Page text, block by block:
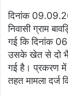
दिनांक
निवासी ग्राम
गई कि दिनांक
उसके खेत से दो भैंस
गई है। प्रकरण में
तहत मामला दर्ज